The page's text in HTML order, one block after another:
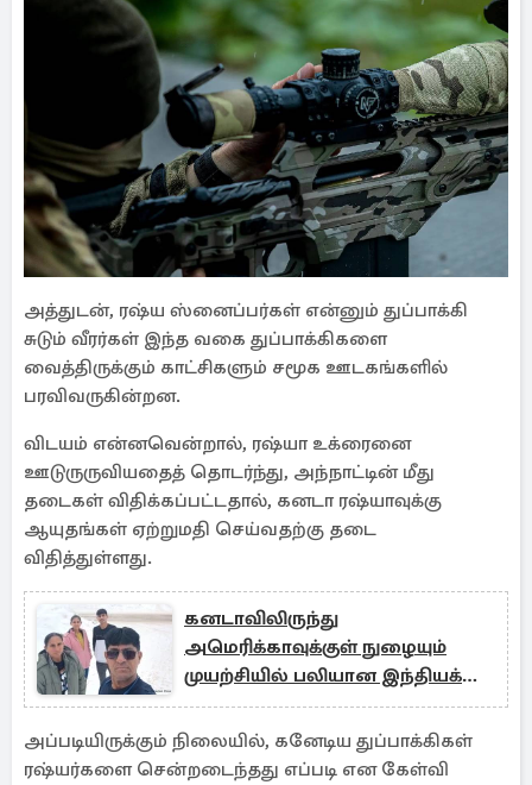
அத்துடன், ரஷ்ய ஸ்னைப்பர்கள் என்னும் துப்பாக்கி
சுடும் வீரர்கள் இந்த வகை துப்பாக்கிகளை
வைத்திருக்கும் காட்சிகளும் சமூக ஊடகங்களில்
பரவிவருகின்றன.
விடயம் என்னவென்றால், ரஷ்யா உக்ரைனை
ஊடுருருவியதைத் தொடர்ந்து, அந்நாட்டின் மீது
தடைகள் விதிக்கப்பட்டதால், கனடா ரஷ்யாவுக்கு
ஆயுதங்கள் ஏற்றுமதி செய்வதற்கு தடை
விதித்துள்ளது.
கனடாவிலிருந்து
அமெரிக்காவுக்குள் நுழையும்
முயற்சியில் பலியான இந்தியக்
குடும்பம்: சமீபத்திய தகவல்
அப்படியிருக்கும் நிலையில், கனேடிய துப்பாக்கிகள்
ரஷ்யர்களை சென்றடைந்தது எப்படி என கேள்வி